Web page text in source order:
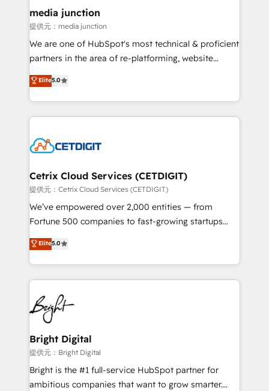
Mexico, USA, and Portugal—we've executed over a
hundred successful operations. Our approach,
rooted in RevOps principles, integrates analysis,
training, planning, and qualification. Leveraging
inbound marketing tactics, we focus on
understanding, nurturing, and converting leads.
competitive market.
media junction
提供元：media junction
We are one of HubSpot's most technical & proficient
partners in the area of re-platforming, website
design & development. We specialize in multi-hub
implementations for mid-market & enterprise
companies. We are woman-owned, powered by
coffee, and we ❤️ dogs. We produce award-winning
Impact Award 🏆2022 Technical Expertise Impact
Award 🏆2020 Elite Solutions Partner 🏆2019
Integrations HubSpot Impact Award 🏆2019
Marketing Enablement HubSpot Impact Award 🏆
2018 Website Design HubSpot Impact Award 🏆2017
Growth-Driven Design Agency of the Year 🏆2016
Sales Enablement HubSpot Impact Award 🏆2015
HubSpot COS Performance Award 🏆2014 HubSpot
COS Design Award 🏆2013 HubSpot Marketplace
Partner 📆Founded in 1997
Elite5.0
Cetrix Cloud Services (CETDIGIT)
提供元：Cetrix Cloud Services (CETDIGIT)
We’ve empowered over 2,000 entities — from
Fortune 500 companies to fast-growing startups
and nonprofits — to streamline operations, scale
revenue, and unlock the full potential of HubSpot.
With deep technical and industry expertise, we fuse
automation, integration, and AI innovation to deliver
lasting impact. We specialize in: • Turnkey and end-
to-end HubSpot implementations • Onboarding for
Sales, Service, Marketing & Content Hubs • AI voice
and chat agents, predictive automation, and smart
workflows • Salesforce + HubSpot integration •
RevOps and AI-driven sales enablement • Website
design and CMS development • ERP integration: SAP,
Elite5.0
Bright Digital
提供元：Bright Digital
Bright is the #1 full-service HubSpot partner for
ambitious companies that want to grow smarter.